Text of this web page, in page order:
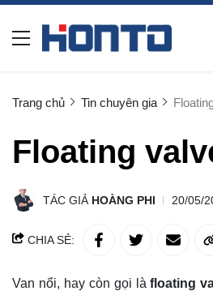
Trang chủ Tin chuyên gia
Floating
TÁC GIẢ HOÀNG PHI 20/05/
CHIA SẺ:
Van nổi, hay còn gọi làfloating